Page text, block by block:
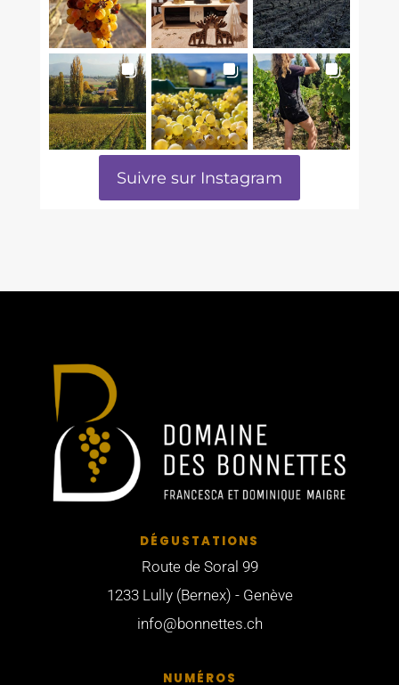
Suivre sur Instagram
DÉGUSTATIONS
Route de Soral 99
1233 Lully (Bernex) - Genève
info@bonnettes.ch
NUMÉROS